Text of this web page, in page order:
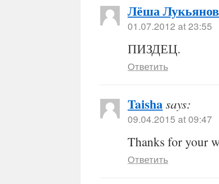
Лёша Лукьянов
01.07.2012 at 23:55
ПИЗДЕЦ.
Ответить
Taishasays:
09.04.2015 at 09:47
Thanks for your
Ответить